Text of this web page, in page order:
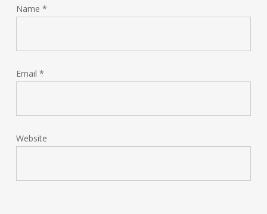
Name *
Email *
Website